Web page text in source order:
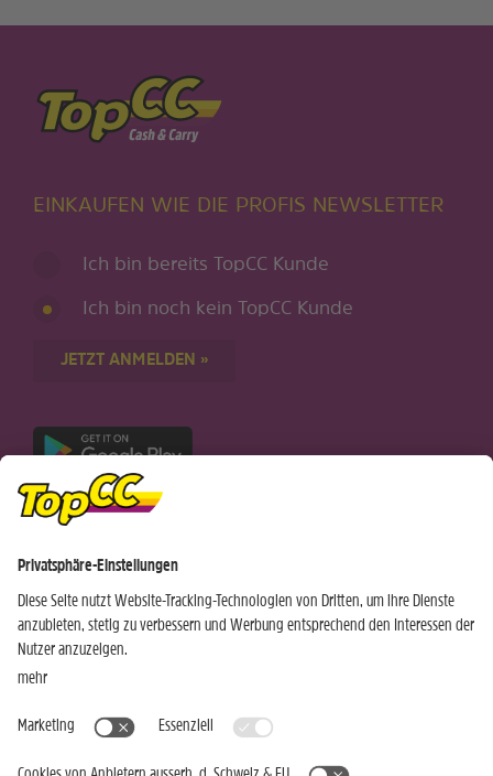
EINKAUFEN WIE DIE PROFIS NEWSLETTER
Ich bin bereits TopCC Kunde
Ich bin noch kein TopCC Kunde
JETZT ANMELDEN »
Nur für Android-Geräte
Wochen Hits
Standorte
Kundenbereich
Aktuelles
Rezeptwelt
Weinwelt